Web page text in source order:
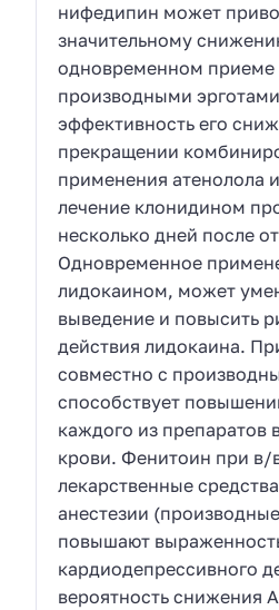
нифедипин может
значительному
одновременном приеме
производными
эффективность его
прекращении
применения атенолола
лечение клонидином
несколько дней после
Одновременное
лидокаином, может
выведение и повысить
действия лидокаина.
совместно с
способствует
каждого из препаратов
крови. Фенитоин при в/
лекарственные
анестезии
повышают
кардиодепрессивного
вероятность снижения